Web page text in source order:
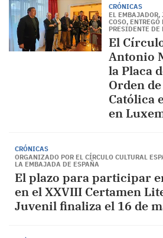
CRÓNICAS
EL
COSO,
PRESIDENTE
El
Antonio
la Placa
Orden
Católica
en
CRÓNICAS
ORGANIZADO POR EL CÍRCULO CULTURAL
LA EMBAJADA DE ESPAÑA
El plazo para participar
en el XXVIII Certamen
Juvenil finaliza el 16 de